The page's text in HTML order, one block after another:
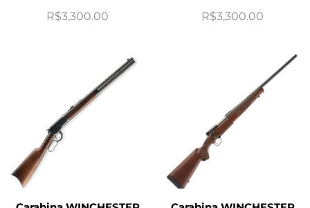
R$3,300.00 R$3,300.00